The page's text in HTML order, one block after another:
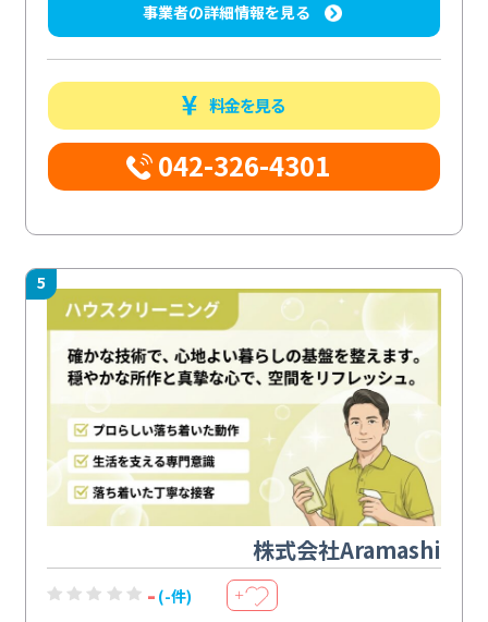
事業者の詳細情報を見る
料金を見る
042-326-4301
5
株式会社Aramashi
- (-件) ＋